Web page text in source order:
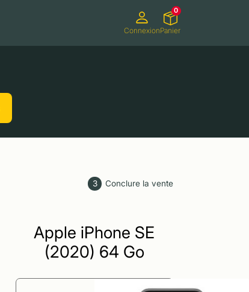
ConnexionPanier
0
3 Conclure la vente
Apple iPhone SE
(2020) 64 Go